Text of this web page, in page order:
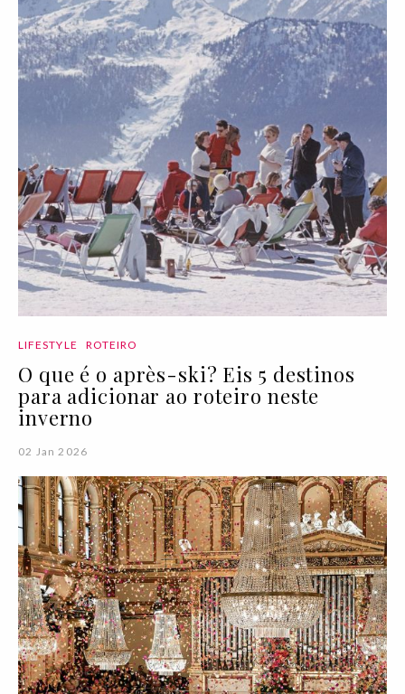
LIFESTYLE ROTEIRO
O que é o après-ski? Eis 5 destinos
para adicionar ao roteiro neste
inverno
02 Jan 2026